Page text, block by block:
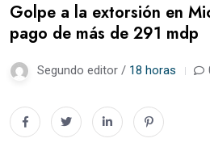
Golpe a la extorsión en
pago de más de 291 mdp
Segundo editor / 18 horas